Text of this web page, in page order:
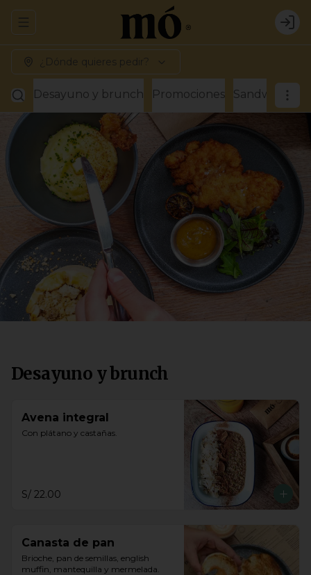
Abrir menu de navegación
¿Dónde quieres pedir?
Desayuno y brunch Promociones Sandwiches
Desayuno y brunch
Avena integral
Con plátano y castañas.
S/ 22.00
Canasta de pan
Brioche, pan de semillas, english
muffin, mantequilla y mermelada.